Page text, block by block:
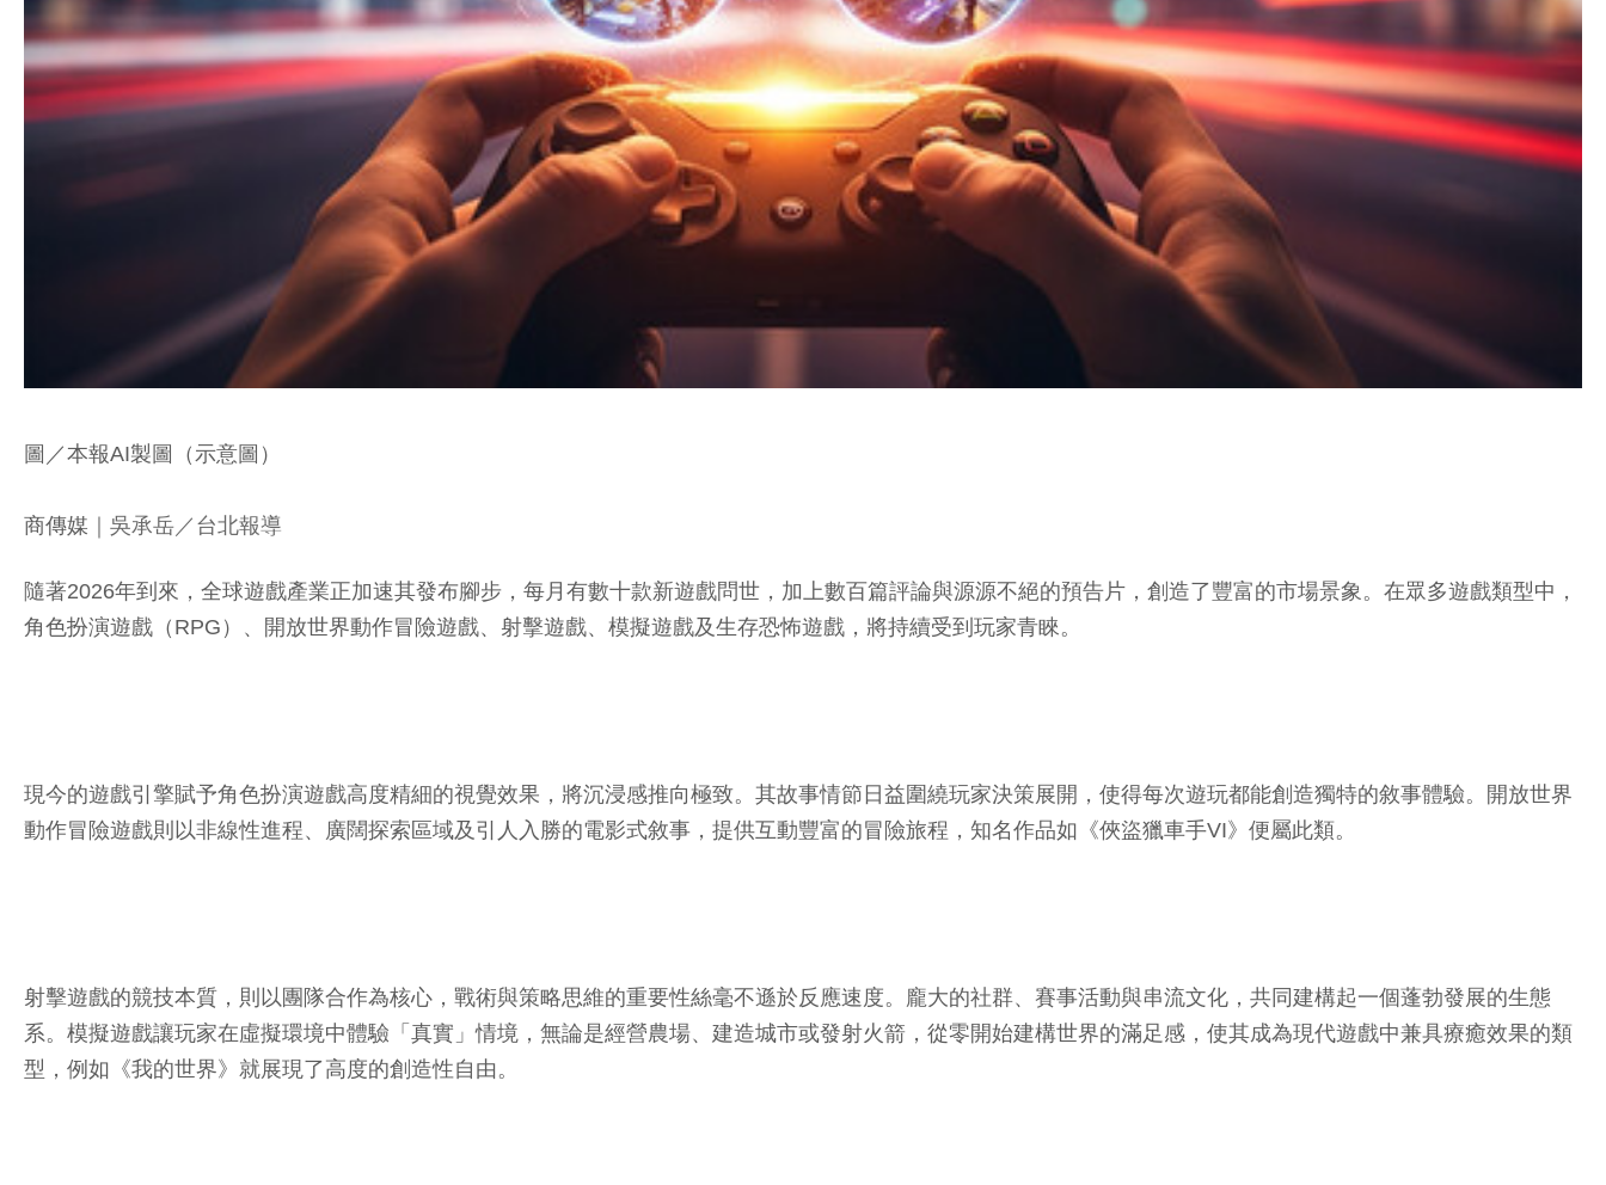
圖／本報AI製圖（示意圖）
商傳媒 ｜吳承岳／台北報導
隨著2026年到來，全球遊戲產業正加速其發布腳步，每月有數十款新遊戲問世，加上數百篇評論與源源不絕的預告片，創造了豐富的市場景象。在眾多遊戲類型中，
角色扮演遊戲（RPG）、開放世界動作冒險遊戲、射擊遊戲、模擬遊戲及生存恐怖遊戲，將持續受到玩家青睞。
現今的遊戲引擎賦予角色扮演遊戲高度精細的視覺效果，將沉浸感推向極致。其故事情節日益圍繞玩家決策展開，使得每次遊玩都能創造獨特的敘事體驗。開放世界
動作冒險遊戲則以非線性進程、廣闊探索區域及引人入勝的電影式敘事，提供互動豐富的冒險旅程，知名作品如《俠盜獵車手VI》便屬此類。
射擊遊戲的競技本質，則以團隊合作為核心，戰術與策略思維的重要性絲毫不遜於反應速度。龐大的社群、賽事活動與串流文化，共同建構起一個蓬勃發展的生態
系。模擬遊戲讓玩家在虛擬環境中體驗「真實」情境，無論是經營農場、建造城市或發射火箭，從零開始建構世界的滿足感，使其成為現代遊戲中兼具療癒效果的類
型，例如《我的世界》就展現了高度的創造性自由。